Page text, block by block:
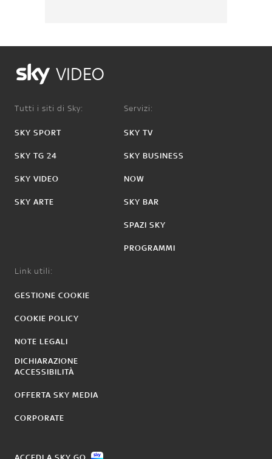
VIDEO
Tutti i siti di Sky:
SKY SPORT
SKY TG 24
SKY VIDEO
SKY ARTE
Servizi:
SKY TV
SKY BUSINESS
NOW
SKY BAR
SPAZI SKY
PROGRAMMI
Link utili:
GESTIONE COOKIE
COOKIE POLICY
NOTE LEGALI
DICHIARAZIONE
ACCESSIBILITÀ
OFFERTA SKY MEDIA
CORPORATE